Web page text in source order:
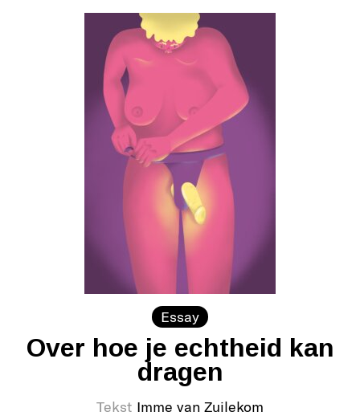
Essay
Over hoe je echtheid kan
dragen
Tekst Imme van Zuilekom